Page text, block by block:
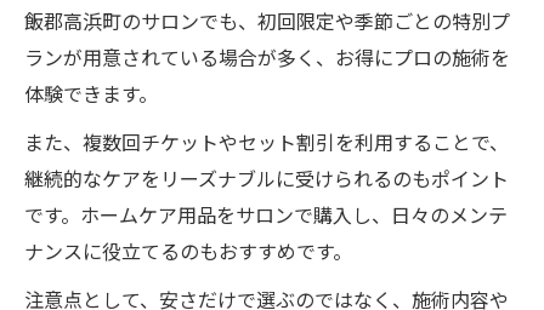
飯郡高浜町のサロンでも、初回限定や季節ごとの特別プ
ランが用意されている場合が多く、お得にプロの施術を
体験できます。
また、複数回チケットやセット割引を利用することで、
継続的なケアをリーズナブルに受けられるのもポイント
です。ホームケア用品をサロンで購入し、日々のメンテ
ナンスに役立てるのもおすすめです。
注意点として、安さだけで選ぶのではなく、施術内容や